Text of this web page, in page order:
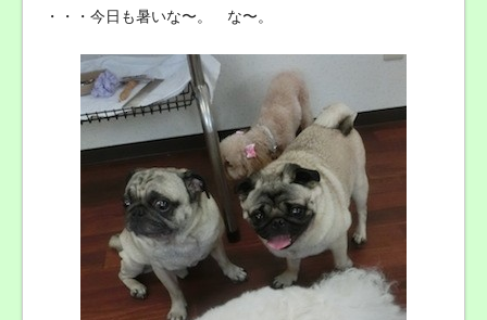
・・・今日も暑いな〜。 な〜。